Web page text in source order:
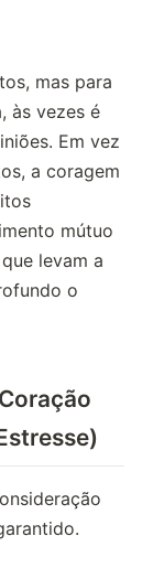
mas para
às vezes é
Em vez
a coragem
mútuo
que levam a
o